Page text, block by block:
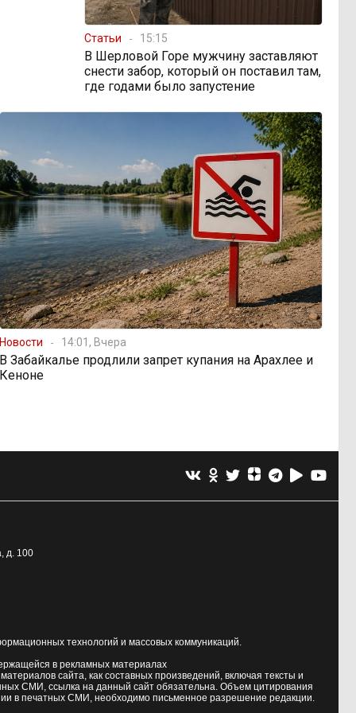
Статьи 15:15
В Шерловой Горе мужчину заставляют
снести забор, который он поставил там,
где годами было запустение
Новости 14:01, Вчера
В Забайкалье продлили запрет купания на Арахлее и
Кеноне
д. 100
технологий и массовых коммуникаций.
в рекламных материалах
сайта, как составных произведений, включая тексты и
СМИ, ссылка на данный сайт обязательна. Объем цитирования
в печатных СМИ, необходимо письменное разрешение редакции.